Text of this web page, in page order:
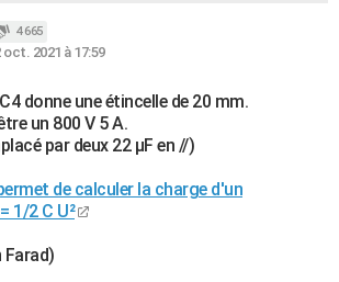
4 665
2021 à 17:59
donne une étincelle de 20 mm.
un 800 V 5 A.
par deux 22 µF en //)
de calculer la charge d'un
1/2 C U²
Farad)